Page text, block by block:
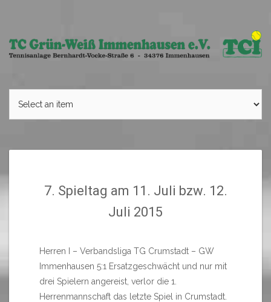
7. Spieltag am 11. Juli bzw. 12.
Juli 2015
Herren I – Verbandsliga TG Crumstadt – GW
Immenhausen 5:1 Ersatzgeschwächt und nur mit
drei Spielern angereist, verlor die 1.
Herrenmannschaft das letzte Spiel in Crumstadt.